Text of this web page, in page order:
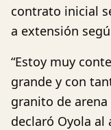
contrato inicial
a extensión
“Estoy muy
grande y con
granito de
declaró Oyola al